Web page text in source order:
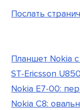
Послать
Планшет Nokia
ST-Ericsson
Nokia E7-00:
Nokia C8: